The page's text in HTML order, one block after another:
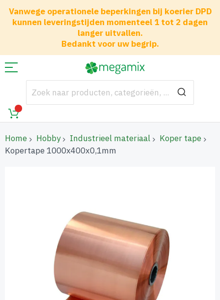
Vanwege operationele beperkingen bij koerier DPD
kunnen leveringstijden momenteel 1 tot 2 dagen
langer uitvallen.
Bedankt voor uw begrip.
Home Hobby Industrieel materiaal
Koper tape
Kopertape 1000x400x0,1mm